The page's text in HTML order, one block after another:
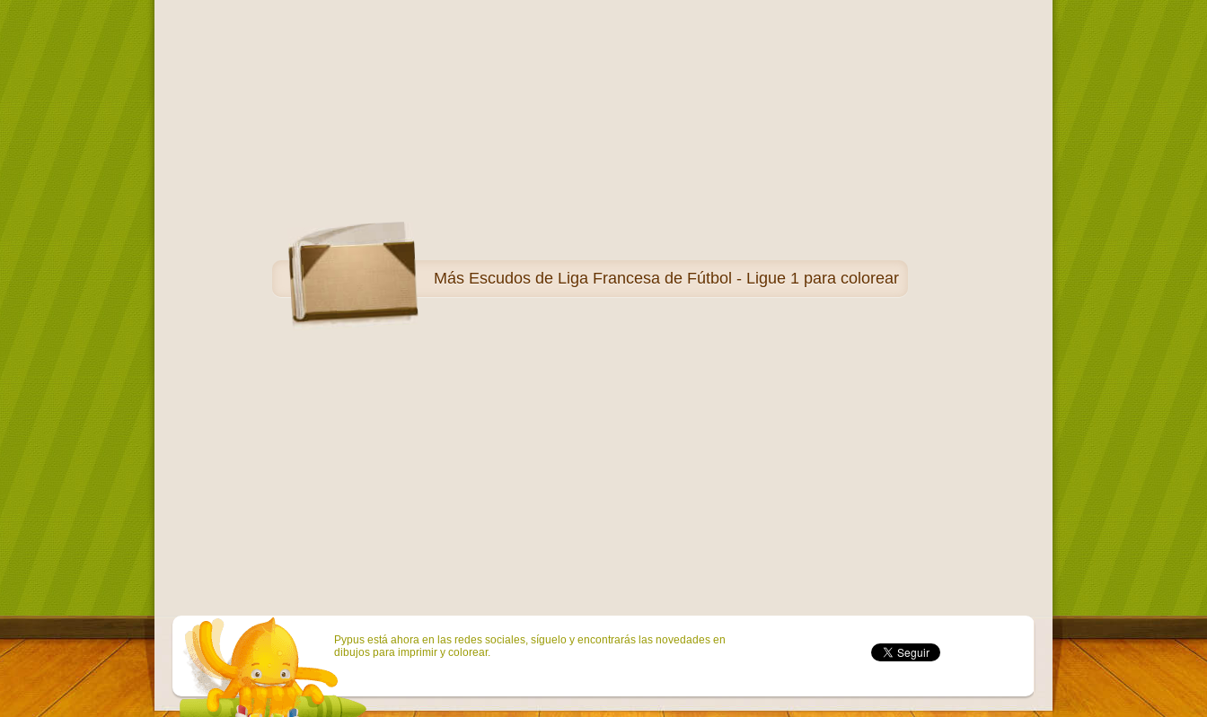
Más Escudos de Liga Francesa de Fútbol - Ligue 1 para colorear
Pypus está ahora en las redes sociales, síguelo y encontrarás las novedades en
dibujos para imprimir y colorear.